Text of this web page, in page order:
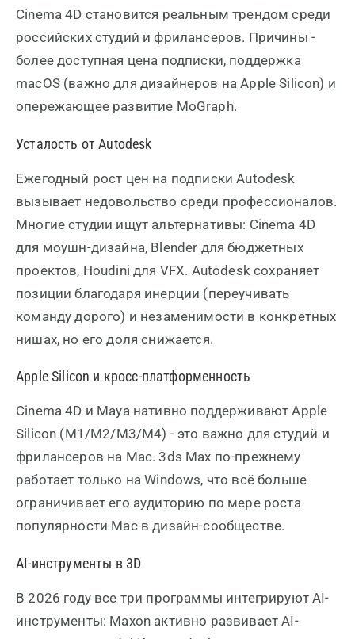
Cinema 4D становится реальным трендом среди
российских студий и фрилансеров. Причины -
более доступная цена подписки, поддержка
macOS (важно для дизайнеров на Apple Silicon) и
опережающее развитие MoGraph.
Усталость от Autodesk
Ежегодный рост цен на подписки Autodesk
вызывает недовольство среди профессионалов.
Многие студии ищут альтернативы: Cinema 4D
для моушн-дизайна, Blender для бюджетных
проектов, Houdini для VFX. Autodesk сохраняет
позиции благодаря инерции (переучивать
команду дорого) и незаменимости в конкретных
нишах, но его доля снижается.
Apple Silicon и кросс-платформенность
Cinema 4D и Maya нативно поддерживают Apple
Silicon (M1/M2/M3/M4) - это важно для студий и
фрилансеров на Mac. 3ds Max по-прежнему
работает только на Windows, что всё больше
ограничивает его аудиторию по мере роста
популярности Mac в дизайн-сообществе.
AI-инструменты в 3D
В 2026 году все три программы интегрируют AI-
инструменты: Maxon активно развивает AI-